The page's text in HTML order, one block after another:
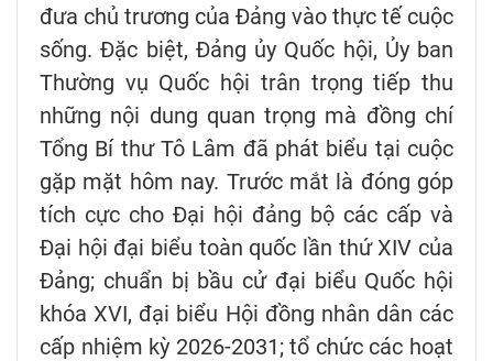
đưa chủ trương của Đảng vào thực tế cuộc
sống. Đặc biệt, Đảng ủy Quốc hội, Ủy ban
Thường vụ Quốc hội trân trọng tiếp thu
những nội dung quan trọng mà đồng chí
Tổng Bí thư Tô Lâm đã phát biểu tại cuộc
gặp mặt hôm nay. Trước mắt là đóng góp
tích cực cho Đại hội đảng bộ các cấp và
Đại hội đại biểu toàn quốc lần thứ XIV của
Đảng; chuẩn bị bầu cử đại biểu Quốc hội
khóa XVI, đại biểu Hội đồng nhân dân các
cấp nhiệm kỳ 2026-2031; tổ chức các hoạt